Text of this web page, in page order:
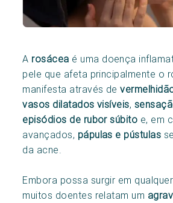
A rosácea é uma doença
pele que afeta principalmente o
manifesta através de
vasos dilatados visíveis,
episódios de rubor súbito e, em
avançados, pápulas e pústulas
da acne.
Embora possa surgir em
muitos doentes relatam um